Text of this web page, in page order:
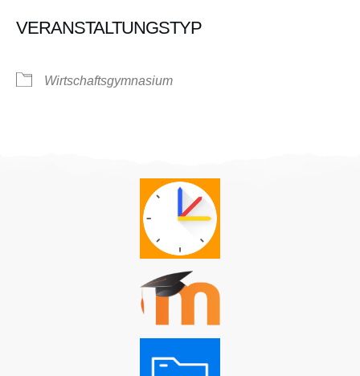
VERANSTALTUNGSTYP
Wirtschaftsgymnasium